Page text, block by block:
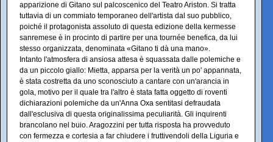
apparizione di Gitano sul palcoscenico del Teatro Ariston. Si tratta
tuttavia di un commiato temporaneo dell'artista dal suo pubblico,
poiché il protagonista assoluto di questa edizione della kermesse
sanremese è in procinto di partire per una tournée benefica, da lui
stesso organizzata, denominata «Gitano ti dà una mano».
Intanto l'atmosfera di ansiosa attesa è squassata dalle polemiche e
da un piccolo giallo: Mietta, apparsa per la verità un po' appannata,
è stata costretta da uno sconosciuto a cantare con un'arancia in
gola, motivo per il quale tra l'altro è stata fatta oggetto di roventi
dichiarazioni polemiche da un'Anna Oxa sentitasi defraudata
dall'esclusiva di questa originalissima peculiarità. Gli inquirenti
brancolano nel buio. Aragozzini per tutta risposta ha provveduto
con fermezza e cortesia a far chiudere i fruttivendoli della Liguria e